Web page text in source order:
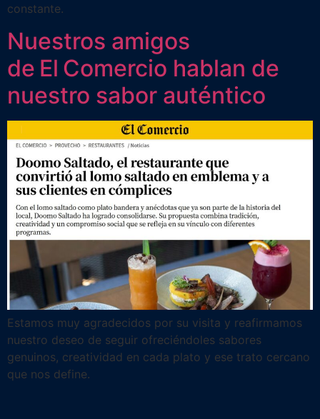
constante.
Nuestros amigos
de El Comercio hablan de
nuestro sabor auténtico
Estamos muy agradecidos por su visita y reafirmamos
nuestro deseo de seguir ofreciéndoles sabores
genuinos, creatividad en cada plato y ese trato cercano
que nos define.